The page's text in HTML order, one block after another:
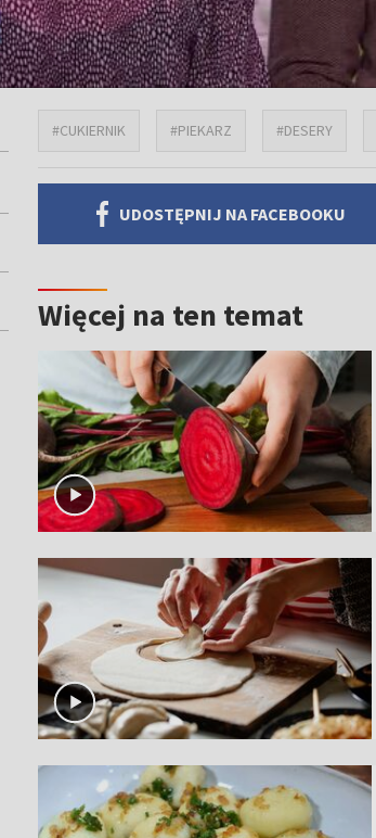
#CUKIERNIK #PIEKARZ #DESERY
UDOSTĘPNIJ NA FACEBOOKU
Więcej na ten temat